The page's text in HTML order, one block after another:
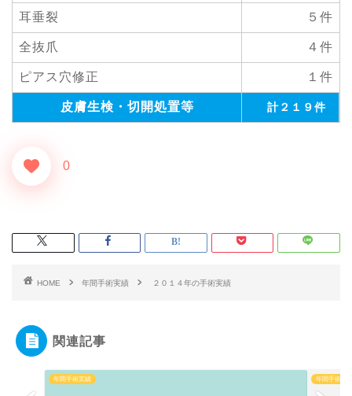
耳垂裂 ５件
全抜爪 ４件
ピアス穴修正 １件
皮膚生検・切開処置等 計２１９件
0
HOME 年間手術実績 ２０１４年の手術実績
関連記事
年間手術実績 年間手術実